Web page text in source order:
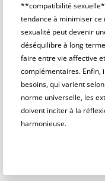
**compatibilité
tendance à minimiser ce
sexualité peut devenir
déséquilibre à long
faire entre vie affective
complémentaires. Enfin,
besoins, qui varient selon
norme universelle, les
doivent inciter à la
harmonieuse.